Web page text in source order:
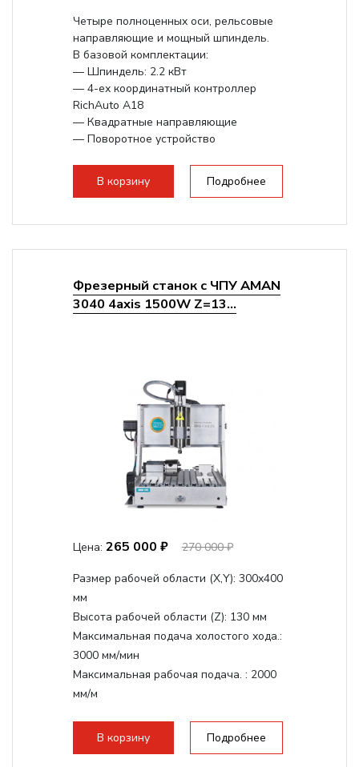
Четыре полноценных оси, рельсовые
направляющие и мощный шпиндель.
В базовой комплектации:
— Шпиндель: 2.2 кВт
— 4-ех координатный контроллер
RichAuto A18
— Квадратные направляющие
— Поворотное устройство
В корзину Подробнее
Фрезерный станок с ЧПУ AMAN
3040 4axis 1500W Z=13...
Цена: 265 000 ₽ 270 000 ₽
Размер рабочей области (Х,Y): 300x400
мм
Высота рабочей области (Z): 130 мм
Максимальная подача холостого хода.:
3000 мм/мин
Максимальная рабочая подача. : 2000
мм/м
стандартно:Т-слот
Цанговый патрон:ER11
В корзину Подробнее